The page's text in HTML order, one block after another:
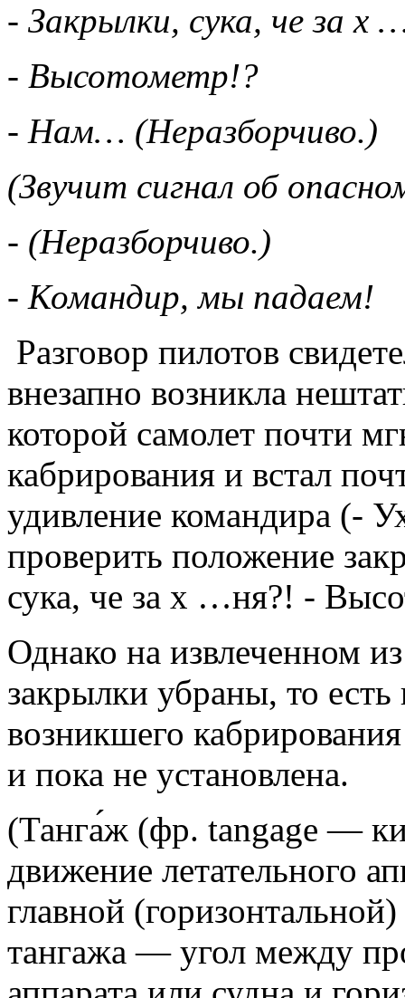
- Закрылки, сука, че за х
- Высотометр!?
- Нам… (Неразборчиво.)
(Звучит сигнал об
- (Неразборчиво.)
- Командир, мы падаем!
Разговор пилотов
внезапно возникла
которой самолет почти
кабрирования и встал
удивление командира (-
проверить положение
сука, че за х …ня?! -
Однако на извлеченном
закрылки убраны, то
возникшего
и пока не установлена.
(Танга́ж (фр. tangage —
движение летательного
главной
тангажа — угол между